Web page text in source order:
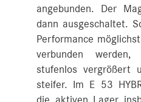
angebunden. Der
dann ausgeschaltet.
Performance
verbunden
stufenlos vergrößert
steifer. Im E 53